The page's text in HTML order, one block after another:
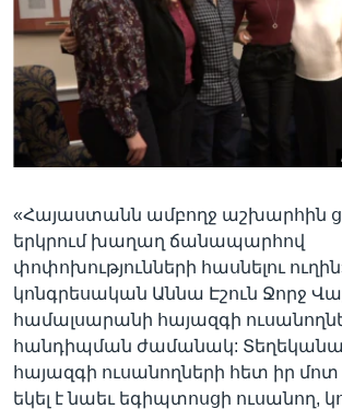
Լեզուներ
«Հայաստանն ամբողջ աշխարհին
երկրում խաղաղ ճանապարհով
փոփոխությունների հասնելու
կոնգրեսական Աննա Էշուն Ջորջ
համալսարանի հայազգի
հանդիպման ժամանակ:
հայազգի ուսանողների հետ իր
եկել է նաեւ եգիպտոսցի ուսանող,